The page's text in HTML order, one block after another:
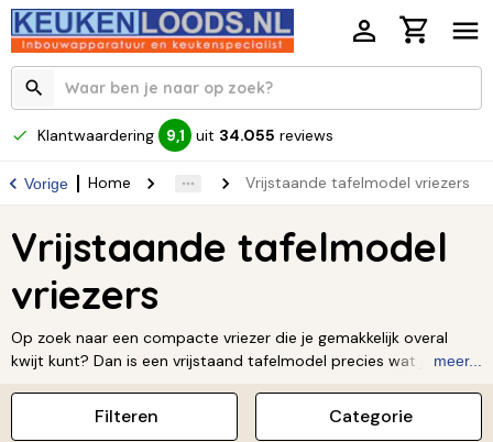
Klantwaardering 9,1 uit 34.055 reviews
Vorige Home Vrijstaande tafelmodel vriezers
Vrijstaande tafelmodel
vriezers
Op zoek naar een compacte vriezer die je gemakkelijk overal
kwijt kunt? Dan is een vrijstaand tafelmodel precies wat je nodig
Perfect voor in je bijkeuken, schuur of studentenkamer. Ontdek
onze energiezuinige modellen van topmerken en vind de vriezer
meer...
Categorie
Filteren